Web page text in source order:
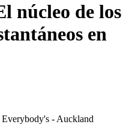
núcleo de los
en